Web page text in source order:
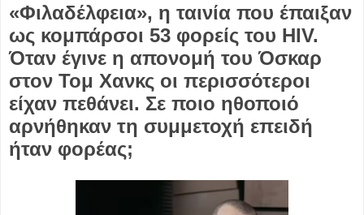
«Φιλαδέλφεια», η ταινία που έπαιξαν
ως κομπάρσοι 53 φορείς του HIV.
Όταν έγινε η απονομή του Όσκαρ
στον Τομ Χανκς οι περισσότεροι
είχαν πεθάνει. Σε ποιο ηθοποιό
αρνήθηκαν τη συμμετοχή επειδή
ήταν φορέας;